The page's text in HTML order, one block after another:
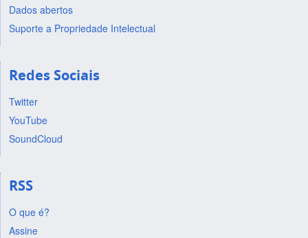
Dados abertos
Suporte a Propriedade Intelectual
Redes Sociais
Twitter
YouTube
SoundCloud
RSS
O que é?
Assine